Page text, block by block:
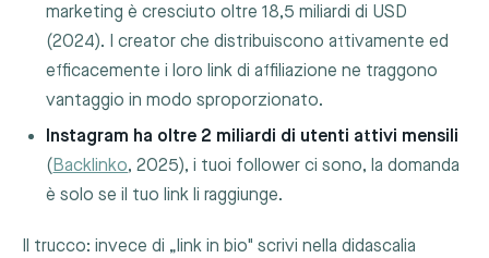
marketing è cresciuto oltre 18,5 miliardi di USD
(2024). I creator che distribuiscono attivamente ed
efficacemente i loro link di affiliazione ne traggono
vantaggio in modo sproporzionato.
Instagram ha oltre 2 miliardi di utenti attivi mensili
(Backlinko, 2025), i tuoi follower ci sono, la domanda
è solo se il tuo link li raggiunge.
Il trucco: invece di „link in bio" scrivi nella didascalia